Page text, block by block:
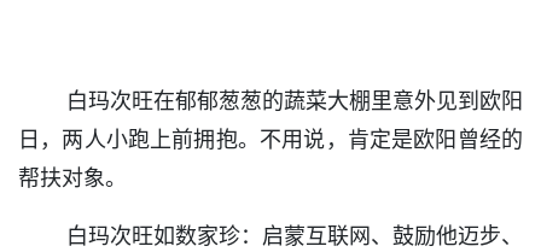
白玛次旺在郁郁葱葱的蔬菜大棚里意外见到欧阳
日，两人小跑上前拥抱。不用说，肯定是欧阳曾经的
帮扶对象。
白玛次旺如数家珍：启蒙互联网、鼓励他迈步、